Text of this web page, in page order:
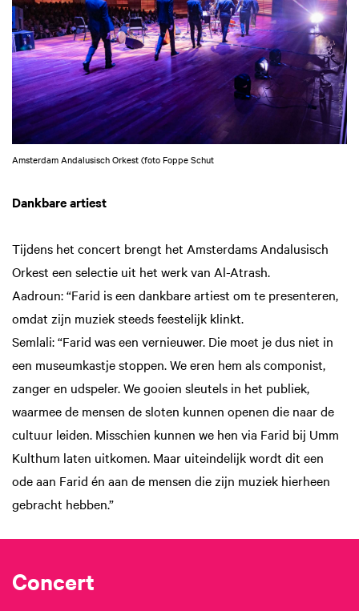
Amsterdam Andalusisch Orkest (foto Foppe Schut
Dankbare artiest
Tijdens het concert brengt het Amsterdams Andalusisch
Orkest een selectie uit het werk van Al-Atrash.
Aadroun: “Farid is een dankbare artiest om te presenteren,
omdat zijn muziek steeds feestelijk klinkt.
Semlali: “Farid was een vernieuwer. Die moet je dus niet in
een museumkastje stoppen. We eren hem als componist,
zanger en udspeler. We gooien sleutels in het publiek,
waarmee de mensen de sloten kunnen openen die naar de
cultuur leiden. Misschien kunnen we hen via Farid bij Umm
Kulthum laten uitkomen. Maar uiteindelijk wordt dit een
ode aan Farid én aan de mensen die zijn muziek hierheen
gebracht hebben.”
Concert